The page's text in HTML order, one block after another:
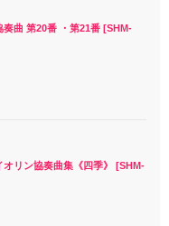
曲 第20番 ・第21番 [SHM-
オリン協奏曲集《四季》 [SHM-